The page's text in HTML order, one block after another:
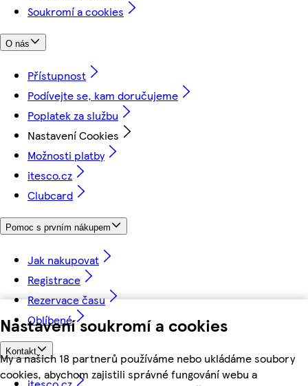
Nastavení soukromí a cookies
My a našich 18 partnerů používáme nebo ukládáme soubory
cookies, abychom zajistili správné fungování webu a
Soukromí a cookies
O nás
Přístupnost
Podívejte se, kam doručujeme
Poplatek za službu
Nastavení Cookies
Možnosti platby
itesco.cz
Clubcard
Pomoc s prvním nákupem
Jak nakupovat
Registrace
Rezervace času
Oblíbené
Kontakt